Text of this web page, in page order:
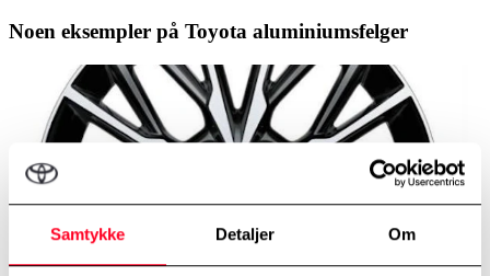
Samtykke Detaljer Om
Noen eksempler på Toyota aluminiumsfelger